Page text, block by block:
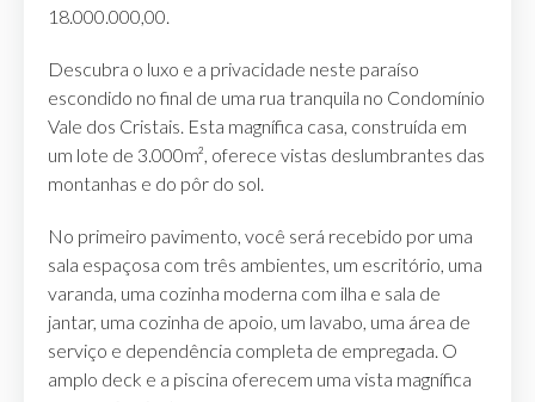
18.000.000,00.
Descubra o luxo e a privacidade neste paraíso
escondido no final de uma rua tranquila no Condomínio
Vale dos Cristais. Esta magnífica casa, construída em
um lote de 3.000m², oferece vistas deslumbrantes das
montanhas e do pôr do sol.
No primeiro pavimento, você será recebido por uma
sala espaçosa com três ambientes, um escritório, uma
varanda, uma cozinha moderna com ilha e sala de
jantar, uma cozinha de apoio, um lavabo, uma área de
serviço e dependência completa de empregada. O
amplo deck e a piscina oferecem uma vista magnífica